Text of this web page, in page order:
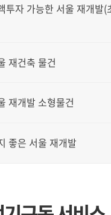
투자 가능한 서울 재개발(
재건축 물건
재개발 소형물건
좋은 서울 재개발